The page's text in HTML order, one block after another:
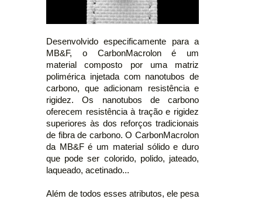
Desenvolvido especificamente para a
MB&F, o CarbonMacrolon é um
material composto por uma matriz
polimérica injetada com nanotubos de
carbono, que adicionam resistência e
rigidez. Os nanotubos de carbono
oferecem resistência à tração e rigidez
superiores às dos reforços tradicionais
de fibra de carbono. O CarbonMacrolon
da MB&F é um material sólido e duro
que pode ser colorido, polido, jateado,
laqueado, acetinado...
Além de todos esses atributos, ele pesa